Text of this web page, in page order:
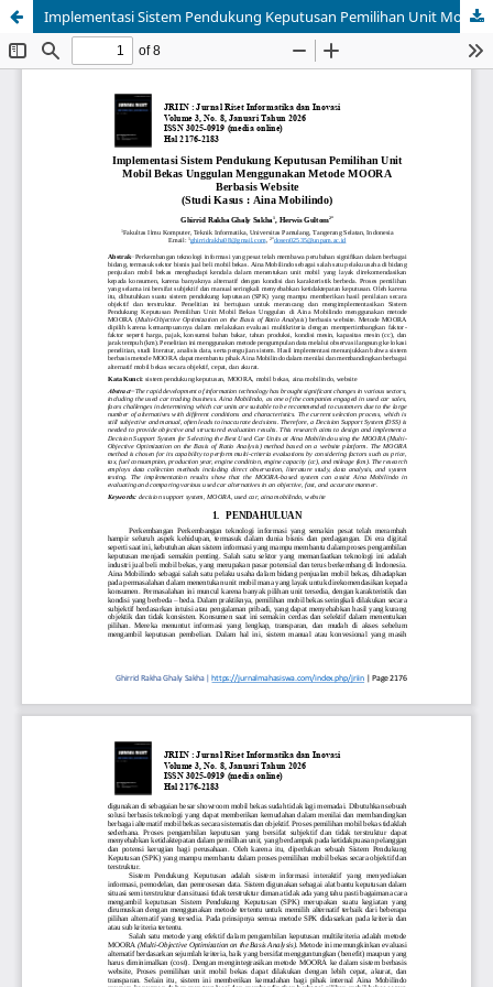
Implementasi Sistem Pendukung Keputusan Pemilihan Unit Mobil Bekas Unggulan Menggunakan Metode MOORA Berbasis Website (Studi Kasus : Aina Mobilindo)